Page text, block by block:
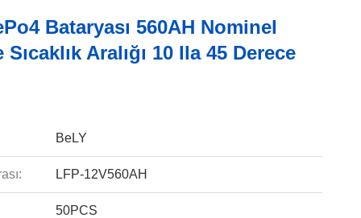
Bataryası 560AH Nominel
Aralığı 10 Ila 45 Derece
BeLY
LFP-12V560AH
50PCS